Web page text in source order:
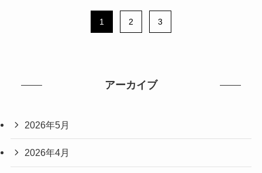
1 2 3
アーカイブ
2026年5月
2026年4月